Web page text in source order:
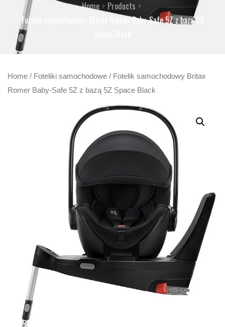
Home
Products
Fotelik samochodowy Britax Romer Baby-Safe 5Z z bazą 5Z
Home / Foteliki samochodowe / Fotelik samochodowy Britax
Romer Baby-Safe 5Z z bazą 5Z Space Black